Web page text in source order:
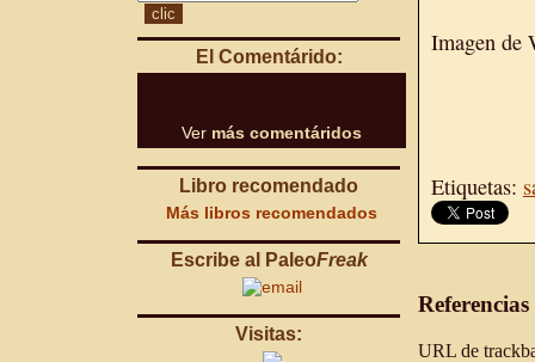
El Comentárido:
Ver más comentáridos
Libro recomendado
Más libros recomendados
Escribe al PaleoFreak
Visitas:
Imagen de
Etiquetas:
URL de